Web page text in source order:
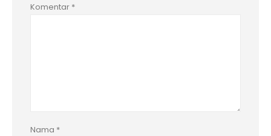
Komentar *
Nama *